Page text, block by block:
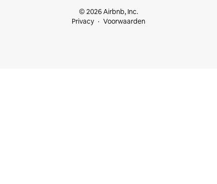
© 2026 Airbnb, Inc.
Privacy
Voorwaarden